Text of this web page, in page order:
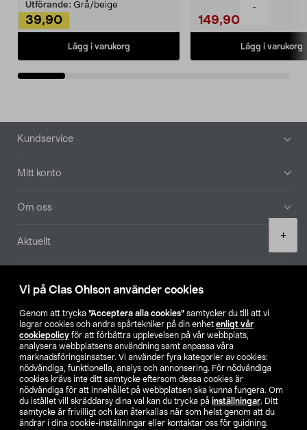
Vi på Clas Ohlson använder cookies
Genom att trycka ”Acceptera alla cookies” samtycker du till att vi
lagrar cookies och andra spårtekniker på din enhet enligt vår
cookiepolicy för att förbättra upplevelsen på vår webbplats,
analysera webbplatsens användning samt anpassa våra
marknadsföringsinsatser. Vi använder fyra kategorier av cookies:
nödvändiga, funktionella, analys och annonsering. För nödvändiga
cookies krävs inte ditt samtycke eftersom dessa cookies är
nödvändiga för att innehållet på webbplatsen ska kunna fungera. Om
du istället vill skräddarsy dina val kan du trycka på inställningar. Ditt
samtycke är frivilligt och kan återkallas när som helst genom att du
ändrar i dina cookie-inställningar eller kontaktar oss för guidning.
-
+
Utförande: Grå/beige
39,90
Lägg i varukorg
149,90
Lägg i varukorg
Sidfot
Kundservice
Mitt konto
Om oss
Aktuellt
Hitta butik
SE NO FI